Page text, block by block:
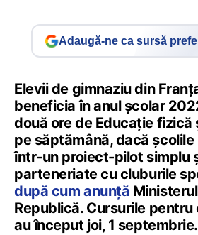
Adaugă-ne ca sursă
Elevii de gimnaziu din
beneficia în anul școlar
două ore de Educație fizică
pe săptămână, dacă școlile
într-un proiect-pilot simplu
parteneriate cu cluburile
după cum anunță
Republică. Cursurile
au început joi, 1 septembrie.